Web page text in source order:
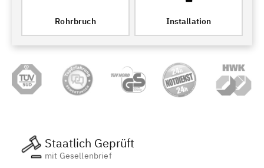
Rohrbruch Installation
Staatlich Geprüft
mit Gesellenbrief